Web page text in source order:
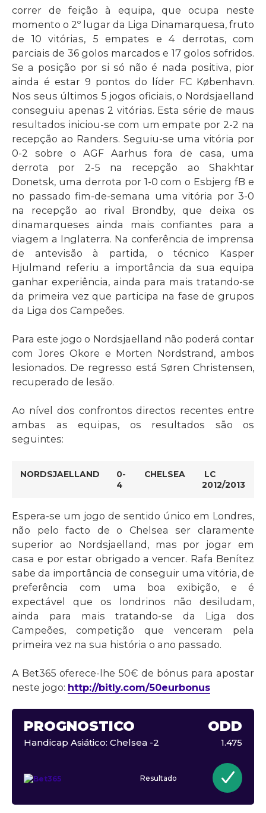
correr de feição à equipa, que ocupa neste
momento o 2º lugar da Liga Dinamarquesa, fruto
de 10 vitórias, 5 empates e 4 derrotas, com
parciais de 36 golos marcados e 17 golos sofridos.
Se a posição por si só não é nada positiva, pior
ainda é estar 9 pontos do líder FC København.
Nos seus últimos 5 jogos oficiais, o Nordsjaelland
conseguiu apenas 2 vitórias. Esta série de maus
resultados iniciou-se com um empate por 2-2 na
recepção ao Randers. Seguiu-se uma vitória por
0-2 sobre o AGF Aarhus fora de casa, uma
derrota por 2-5 na recepção ao Shakhtar
Donetsk, uma derrota por 1-0 com o Esbjerg fB e
no passado fim-de-semana uma vitória por 3-0
na recepção ao rival Brondby, que deixa os
dinamarqueses ainda mais confiantes para a
viagem a Inglaterra. Na conferência de imprensa
de antevisão à partida, o técnico Kasper
Hjulmand referiu a importância da sua equipa
ganhar experiência, ainda para mais tratando-se
da primeira vez que participa na fase de grupos
da Liga dos Campeões.
Para este jogo o Nordsjaelland não poderá contar
com Jores Okore e Morten Nordstrand, ambos
lesionados. De regresso está Søren Christensen,
recuperado de lesão.
Ao nível dos confrontos directos recentes entre
ambas as equipas, os resultados são os
seguintes:
NORDSJAELLAND
0-
4
CHELSEA
LC
2012/2013
Espera-se um jogo de sentido único em Londres,
não pelo facto de o Chelsea ser claramente
superior ao Nordsjaelland, mas por jogar em
casa e por estar obrigado a vencer. Rafa Benítez
sabe da importância de conseguir uma vitória, de
preferência com uma boa exibição, e é
expectável que os londrinos não desiludam,
ainda para mais tratando-se da Liga dos
Campeões, competição que venceram pela
primeira vez na sua história o ano passado.
A Bet365 oferece-lhe 50€ de bónus para apostar
neste jogo: http://bitly.com/50eurbonus
PROGNÓSTICO ODD
Handicap Asiático: Chelsea -2 1.475
Resultado